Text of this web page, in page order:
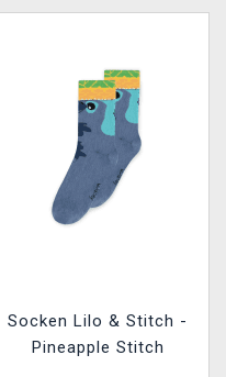
Socken Lilo & Stitch -
Pineapple Stitch